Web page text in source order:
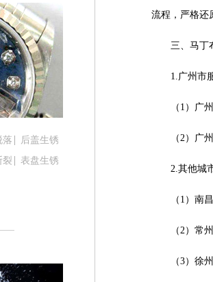
河区中街路83号亨得利名表服务中心（品牌授权店
市天山区红山路26号时代广场（CCMALL）C座17层
城区锦绣路1067号置信广场10层1015室（需提前预
道里区友谊西路600号富力中心T2座写字楼29层03室
山区人民路15号国际金融大厦7层G室（需提前预约）
城区季华五路57号万科金融中心C座12层1205室（
溪区人民中路139号恒隆广场写字楼1座11层1104室
川区工农路57号圆融广场写字楼16层1603室（需提前
江汉区解放大道686号世界贸易大厦38层09室（需提前
山区潜山路111号万象城华润大厦B座12楼03室（需
丰泽区宝洲路729号浦西万达中心写字楼A座7楼709室
区山东路6号华润大厦B座22层04室（需提前预约）
落
后盖生锈
裂 表盘生锈
流程，严格还
三、马丁
1.广州市
（1）广
（2）广
2.其他城
（1）南
（2）常
（3）徐